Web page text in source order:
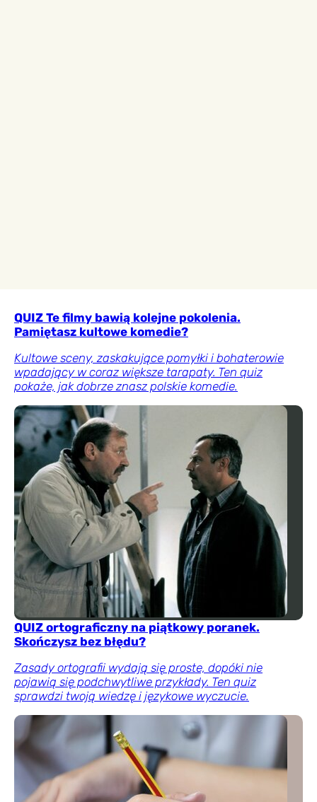
QUIZ Te filmy bawią kolejne pokolenia.
Pamiętasz kultowe komedie?
Kultowe sceny, zaskakujące pomyłki i bohaterowie
wpadający w coraz większe tarapaty. Ten quiz
pokaże, jak dobrze znasz polskie komedie.
QUIZ ortograficzny na piątkowy poranek.
Skończysz bez błędu?
Zasady ortografii wydają się proste, dopóki nie
pojawią się podchwytliwe przykłady. Ten quiz
sprawdzi twoją wiedzę i językowe wyczucie.